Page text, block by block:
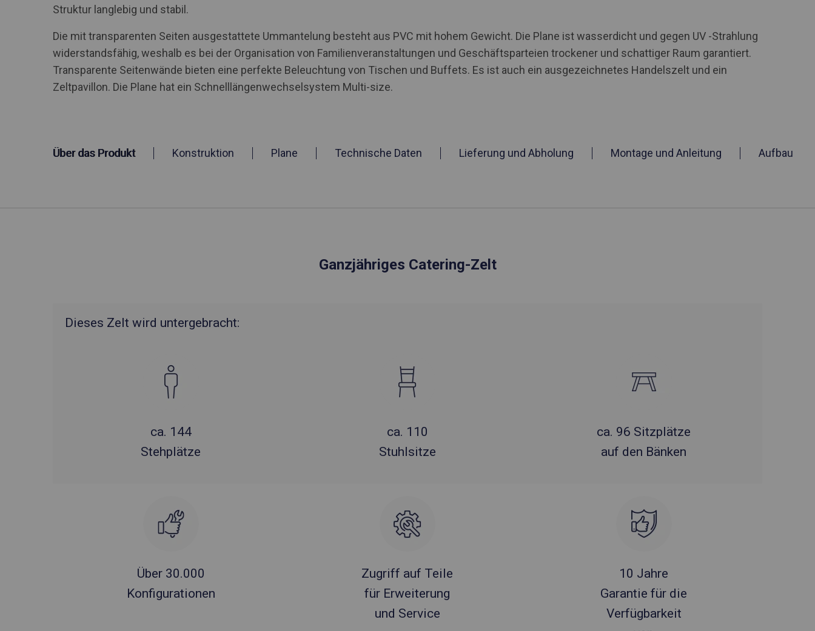
Struktur langlebig und stabil.
Die mit transparenten Seiten ausgestattete Ummantelung besteht aus PVC mit hohem Gewicht. Die Plane ist wasserdicht und gegen UV -Strahlung
widerstandsfähig, weshalb es bei der Organisation von Familienveranstaltungen und Geschäftsparteien trockener und schattiger Raum garantiert.
Transparente Seitenwände bieten eine perfekte Beleuchtung von Tischen und Buffets. Es ist auch ein ausgezeichnetes Handelszelt und ein
Zeltpavillon. Die Plane hat ein Schnelllängenwechselsystem Multi-size.
Über das Produkt Konstruktion Plane Technische Daten Lieferung und Abholung Montage und Anleitung Aufbau
Ganzjähriges Catering-Zelt
Dieses Zelt wird untergebracht:
ca. 144
Stehplätze
ca. 110
Stuhlsitze
ca. 96 Sitzplätze
auf den Bänken
Über 30.000
Konfigurationen
Zugriff auf Teile
für Erweiterung
und Service
10 Jahre
Garantie für die
Verfügbarkeit